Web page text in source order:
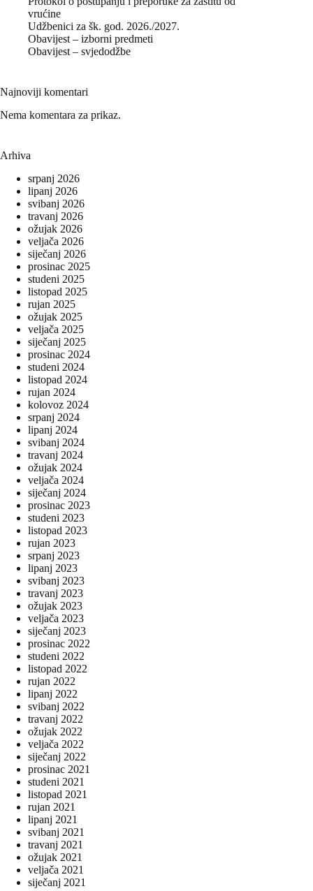
vrućine
Udžbenici za šk. god. 2026./2027.
Obavijest – izborni predmeti
Obavijest – svjedodžbe
Najnoviji komentari
Nema komentara za prikaz.
Arhiva
srpanj 2026
lipanj 2026
svibanj 2026
travanj 2026
ožujak 2026
veljača 2026
siječanj 2026
prosinac 2025
studeni 2025
listopad 2025
rujan 2025
ožujak 2025
veljača 2025
siječanj 2025
prosinac 2024
studeni 2024
listopad 2024
rujan 2024
kolovoz 2024
srpanj 2024
lipanj 2024
svibanj 2024
travanj 2024
ožujak 2024
veljača 2024
siječanj 2024
prosinac 2023
studeni 2023
listopad 2023
rujan 2023
srpanj 2023
lipanj 2023
svibanj 2023
travanj 2023
ožujak 2023
veljača 2023
siječanj 2023
prosinac 2022
studeni 2022
listopad 2022
rujan 2022
lipanj 2022
svibanj 2022
travanj 2022
ožujak 2022
veljača 2022
siječanj 2022
prosinac 2021
studeni 2021
listopad 2021
rujan 2021
lipanj 2021
svibanj 2021
travanj 2021
ožujak 2021
veljača 2021
siječanj 2021